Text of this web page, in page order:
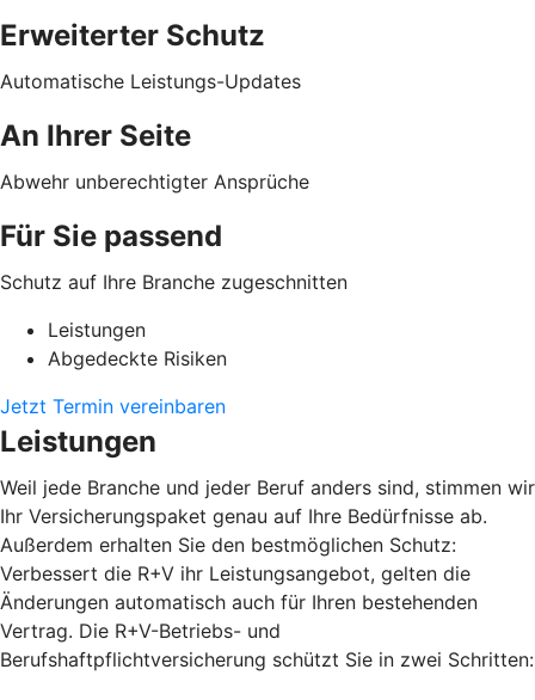
Erweiterter Schutz
Automatische Leistungs-Updates
An Ihrer Seite
Abwehr unberechtigter Ansprüche
Für Sie passend
Schutz auf Ihre Branche zugeschnitten
Leistungen
Abgedeckte Risiken
Jetzt Termin vereinbaren
Leistungen
Weil jede Branche und jeder Beruf anders sind, stimmen wir
Ihr Versicherungspaket genau auf Ihre Bedürfnisse ab.
Außerdem erhalten Sie den bestmöglichen Schutz:
Verbessert die R+V ihr Leistungsangebot, gelten die
Änderungen automatisch auch für Ihren bestehenden
Vertrag. Die R+V-Betriebs- und
Berufshaftpflichtversicherung schützt Sie in zwei Schritten: